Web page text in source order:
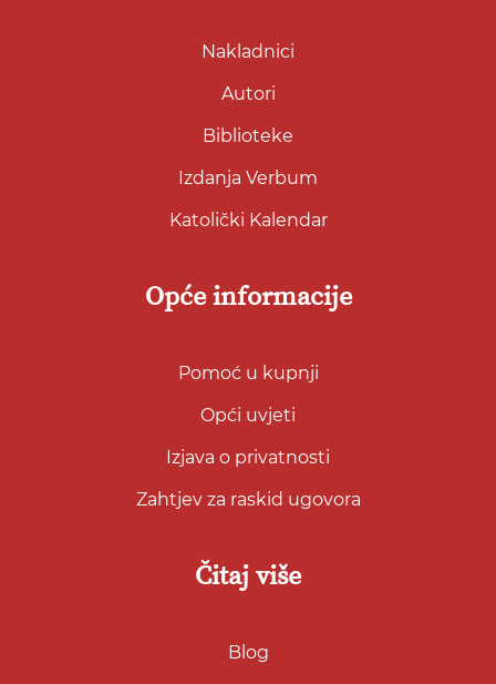
Nakladnici
Autori
Biblioteke
Izdanja Verbum
Katolički Kalendar
Opće informacije
Pomoć u kupnji
Opći uvjeti
Izjava o privatnosti
Zahtjev za raskid ugovora
Čitaj više
Blog